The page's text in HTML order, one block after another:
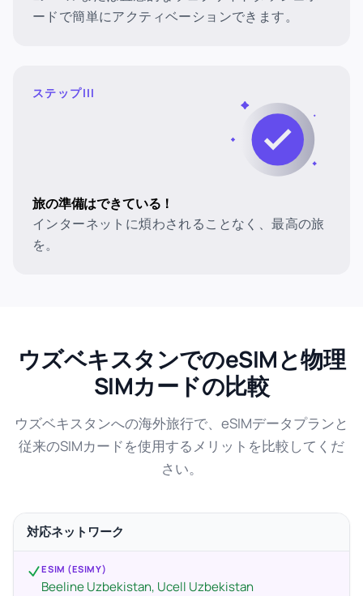
ードで簡単にアクティベーションできます。
ステップIII
旅の準備はできている！
インターネットに煩わされることなく、最高の旅
を。
ウズベキスタンでのeSIMと物理
SIMカードの比較
ウズベキスタンへの海外旅行で、eSIMデータプランと
従来のSIMカードを使用するメリットを比較してくだ
さい。
対応ネットワーク
ESIM (ESIMY)
Beeline Uzbekistan, Ucell Uzbekistan